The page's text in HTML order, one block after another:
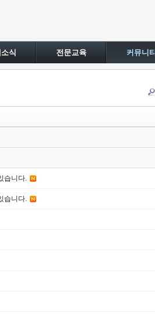
식 전문교육 커뮤니티
습니다.
습니다.